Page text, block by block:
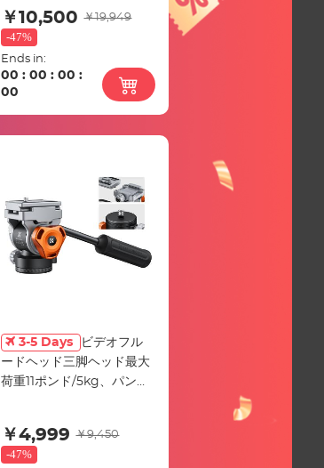
リースプレート デジタル一
眼レフカメラ 屋内 屋外用
K254C2+BH-36L
￥10,500 ￥19,949
-47%
Ends in:
00 :00 :00 :
00
3-5 Days
ビデオフル
ードヘッド三脚ヘッド最大
荷重11ポンド/5kg、パンと
ルカスイス互換のフルード
ヘッドマウント、FH-03
￥4,999 ￥9,450
-47%